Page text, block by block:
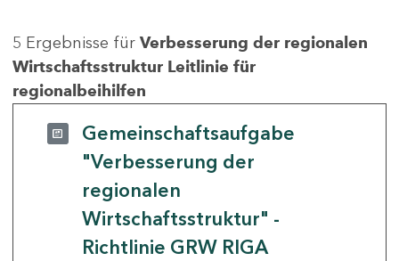
5 Ergebnisse für Verbesserung der regionalen
Wirtschaftsstruktur Leitlinie für
regionalbeihilfen
Gemeinschaftsaufgabe
"Verbesserung der
regionalen
Wirtschaftsstruktur" -
Richtlinie GRW RIGA